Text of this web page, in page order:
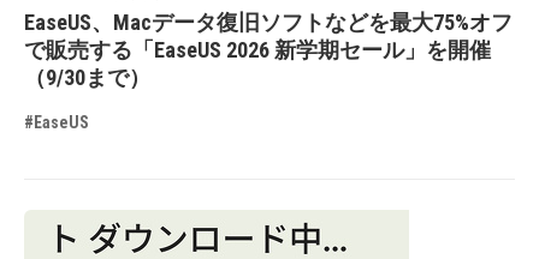
EaseUS、Macデータ復旧ソフトなどを最大75%オフ
で販売する「EaseUS 2026 新学期セール」を開催
（9/30まで）
#EaseUS